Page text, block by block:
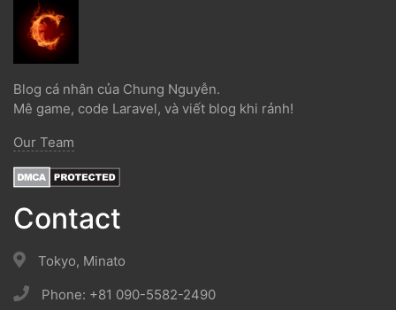
Blog cá nhân của Chung Nguyễn.
Mê game, code Laravel, và viết blog khi rảnh!
Our Team
Contact
Tokyo, Minato
Phone: +81 090-5582-2490